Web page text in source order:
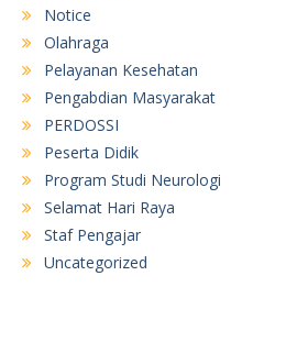
Notice
Olahraga
Pelayanan Kesehatan
Pengabdian Masyarakat
PERDOSSI
Peserta Didik
Program Studi Neurologi
Selamat Hari Raya
Staf Pengajar
Uncategorized